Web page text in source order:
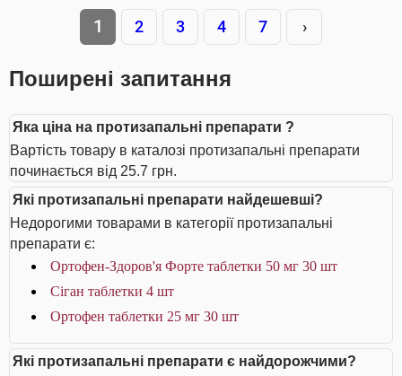
1 2 3 4 7 ›
Поширені запитання
Яка ціна на протизапальні препарати ?
Вартість товару в каталозі протизапальні препарати
починається від 25.7 грн.
Які протизапальні препарати найдешевші?
Недорогими товарами в категорії протизапальні
препарати є:
Ортофен-Здоров'я Форте таблетки 50 мг 30 шт
Сіган таблетки 4 шт
Ортофен таблетки 25 мг 30 шт
Які протизапальні препарати є найдорожчими?